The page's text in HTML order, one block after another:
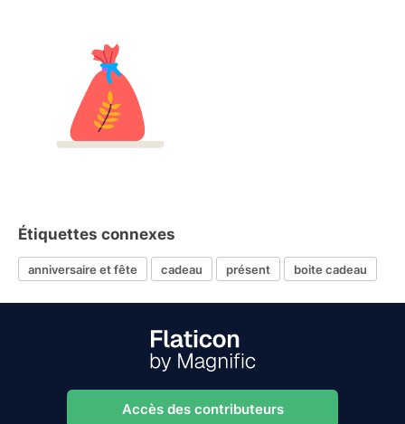
Étiquettes connexes
anniversaire et fête cadeau présent boite cadeau
Accès des contributeurs